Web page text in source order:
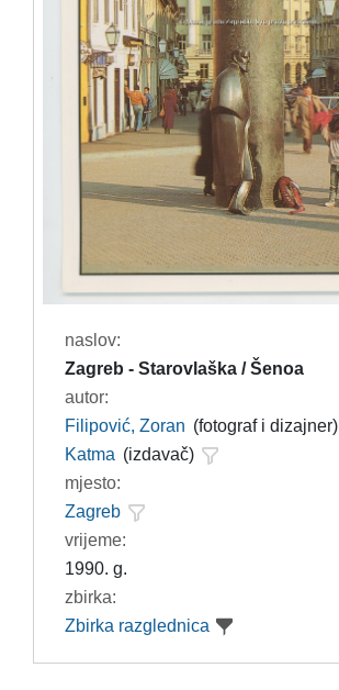
naslov:
Zagreb - Starovlaška / Šenoa
autor:
Filipović, Zoran (fotograf i dizajner)
Katma (izdavač)
mjesto:
Zagreb
vrijeme:
1990. g.
zbirka:
Zbirka razglednica